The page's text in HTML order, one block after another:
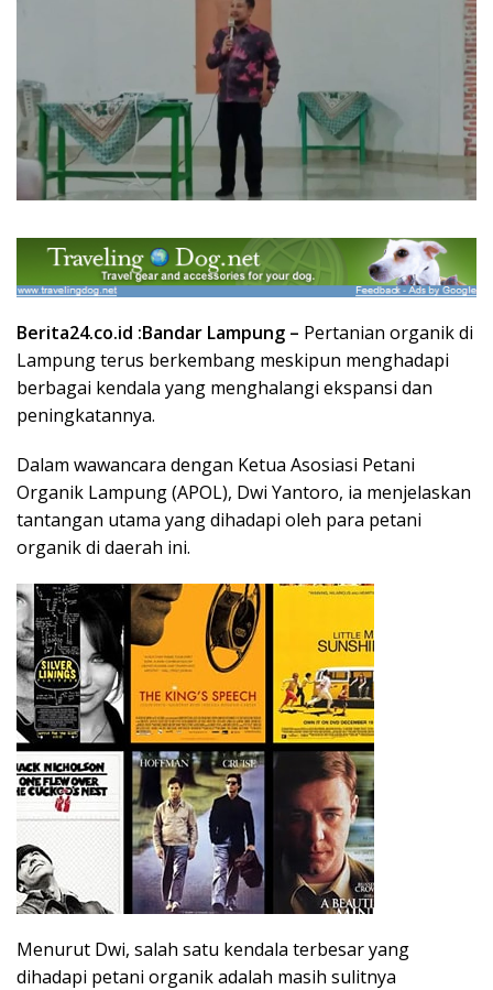
Berita24.co.id :Bandar Lampung – Pertanian organik di
Lampung terus berkembang meskipun menghadapi
berbagai kendala yang menghalangi ekspansi dan
peningkatannya.
Dalam wawancara dengan Ketua Asosiasi Petani
Organik Lampung (APOL), Dwi Yantoro, ia menjelaskan
tantangan utama yang dihadapi oleh para petani
organik di daerah ini.
Menurut Dwi, salah satu kendala terbesar yang
dihadapi petani organik adalah masih sulitnya